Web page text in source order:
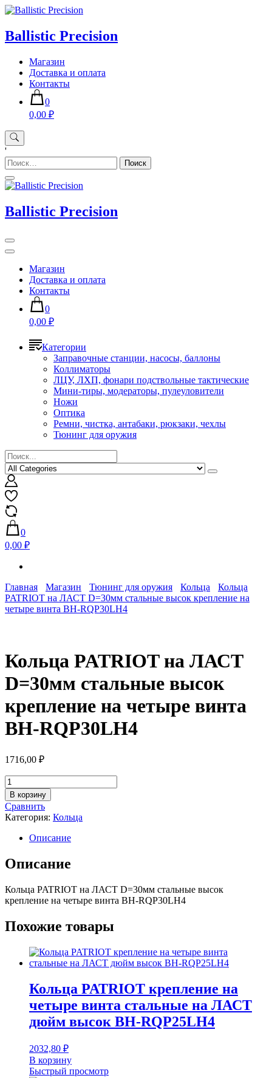
Skip
content
Ballistic Precision
Магазин
Доставка и оплата
Контакты
0
0,00 ₽
'
Найти:
Ballistic Precision
Магазин
Доставка и оплата
Контакты
0
0,00 ₽
Категории
Заправочные станции, насосы, баллоны
Коллиматоры
ЛЦУ, ЛХП, фонари подствольные тактические
Мини-тиры, модераторы, пулеуловители
Ножи
Оптика
Ремни, чистка, антабаки, рюкзаки, чехлы
Тюнинг для оружия
0
0,00 ₽
Главная Магазин Тюнинг для оружия Кольца
Кольца
PATRIOT на ЛАСТ D=30мм стальные высок крепление на
четыре винта BH-RQP30LH4
Кольца PATRIOT на ЛАСТ
D=30мм стальные высок
крепление на четыре винта
BH-RQP30LH4
1716,00 ₽
Количество
товара
Кольца
PATRIOT
на
ЛАСТ
D=30мм
стальные
высок
на
четыре
BH-
RQP30LH4
В корзину
Сравнить
Категория: Кольца
Описание
Описание
Кольца PATRIOT на ЛАСТ D=30мм стальные высок
крепление на четыре винта BH-RQP30LH4
Похожие товары
Кольца PATRIOT крепление на
четыре винта стальные на ЛАСТ
дюйм высок BH-RQP25LH4
2032,80 ₽
В корзину
Быстрый просмотр